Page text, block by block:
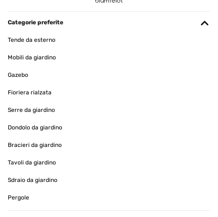
Categorie preferite
Tende da esterno
Mobili da giardino
Gazebo
Fioriera rialzata
Serre da giardino
Dondolo da giardino
Bracieri da giardino
Tavoli da giardino
Sdraio da giardino
Pergole